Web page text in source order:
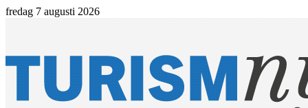
fredag 7 augusti 2026